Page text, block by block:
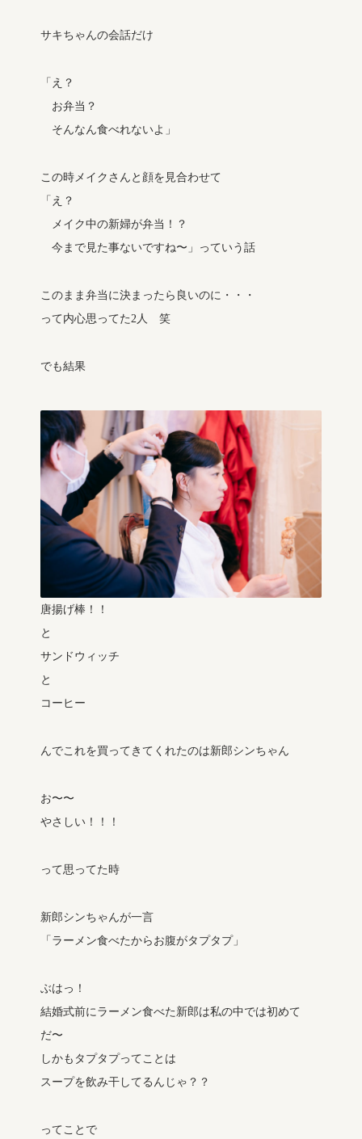
サキちゃんの会話だけ
「え？
お弁当？
そんなん食べれないよ」
この時メイクさんと顔を見合わせて
「え？
メイク中の新婦が弁当！？
今まで見た事ないですね〜」っていう話
このまま弁当に決まったら良いのに・・・
って内心思ってた2人 笑
でも結果
唐揚げ棒！！
と
サンドウィッチ
と
コーヒー
んでこれを買ってきてくれたのは新郎シンちゃん
お〜〜
やさしい！！！
って思ってた時
新郎シンちゃんが一言
「ラーメン食べたからお腹がタプタプ」
ぶはっ！
結婚式前にラーメン食べた新郎は私の中では初めて
だ〜
しかもタプタプってことは
スープを飲み干してるんじゃ？？
ってことで